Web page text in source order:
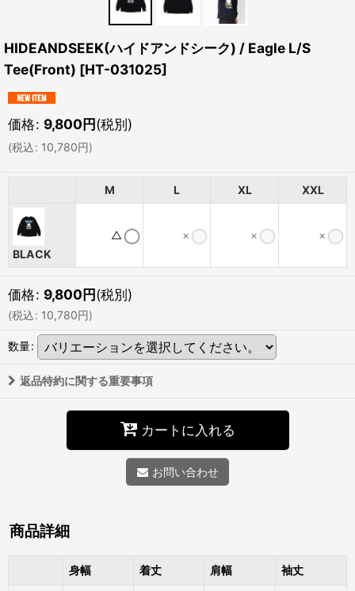
HIDEANDSEEK(ハイドアンドシーク) / Eagle L/S
Tee(Front) [HT-031025]
価格: 9,800円(税別)
(税込: 10,780円)
M L XL XXL
BLACK
△ × × ×
価格: 9,800円(税別)
(税込: 10,780円)
数量:
返品特約に関する重要事項
カートに入れる
お問い合わせ
商品詳細
身幅 着丈 肩幅 袖丈